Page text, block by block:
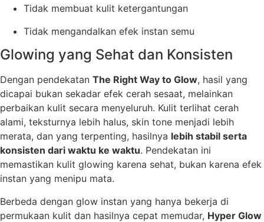
Tidak membuat kulit ketergantungan
Tidak mengandalkan efek instan semu
Glowing yang Sehat dan Konsisten
Dengan pendekatan The Right Way to Glow, hasil yang
dicapai bukan sekadar efek cerah sesaat, melainkan
perbaikan kulit secara menyeluruh. Kulit terlihat cerah
alami, teksturnya lebih halus, skin tone menjadi lebih
merata, dan yang terpenting, hasilnya lebih stabil serta
konsisten dari waktu ke waktu. Pendekatan ini
memastikan kulit glowing karena sehat, bukan karena efek
instan yang menipu mata.
Berbeda dengan glow instan yang hanya bekerja di
permukaan kulit dan hasilnya cepat memudar, Hyper Glow